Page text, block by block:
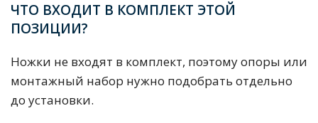
ЧТО ВХОДИТ В КОМПЛЕКТ ЭТОЙ
ПОЗИЦИИ?
Ножки не входят в комплект, поэтому опоры или
монтажный набор нужно подобрать отдельно
до установки.